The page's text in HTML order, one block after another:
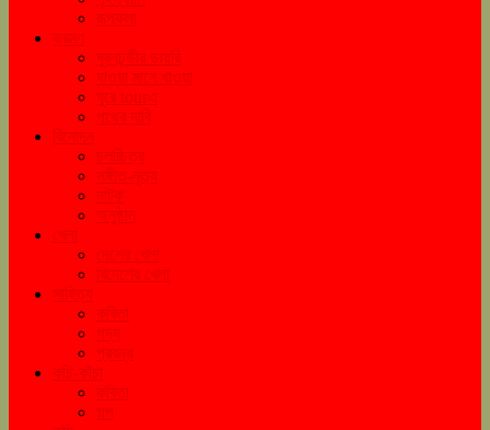
রূপকলা
ভ্রমণ
ঘুরনচন্ডীর ডায়রি
যাওয়া মানে খাওয়া
ঘুরে tourএ
পথের দাবি
বিনোদন
চলচ্চিত্র
সঙ্গীত-নৃত্য
নাটক
অনুষ্ঠান
খেলা
দেশের খেলা
বিদেশের খেলা
সাহিত্য
কবিতা
গদ্য
প্রবন্ধ
কচি-কাঁচা
কবিতা
গল্প